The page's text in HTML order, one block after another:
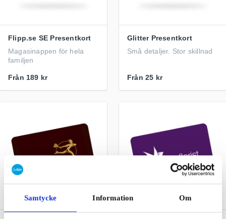
Samtycke Information Om
Flipp.se SE Presentkort
Magasinappen för hela
familjen
Från 189 kr
Glitter Presentkort
Små detaljer. Stor skillnad
Från 25 kr